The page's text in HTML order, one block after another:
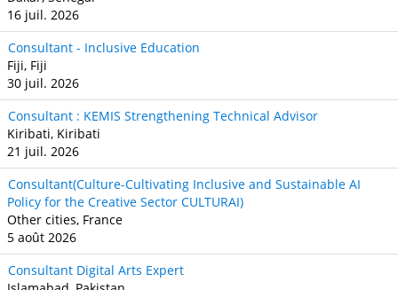
16 juil. 2026
Consultant - Inclusive Education
Fiji, Fiji
30 juil. 2026
Consultant : KEMIS Strengthening Technical Advisor
Kiribati, Kiribati
21 juil. 2026
Consultant(Culture-Cultivating Inclusive and Sustainable AI
Policy for the Creative Sector CULTURAI)
Other cities, France
5 août 2026
Consultant Digital Arts Expert